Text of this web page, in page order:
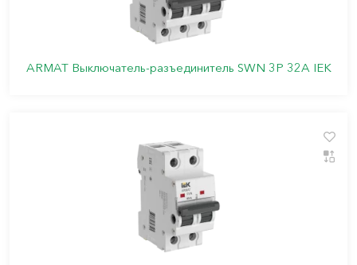
ARMAT Выключатель-разъединитель SWN 3P 32А IEK